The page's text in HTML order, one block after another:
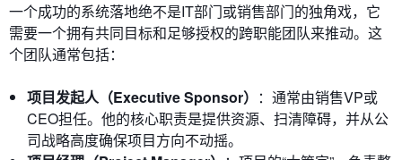
一个成功的系统落地绝不是IT部门或销售部门的独角戏，它
需要一个拥有共同目标和足够授权的跨职能团队来推动。这
个团队通常包括：
项目发起人（Executive Sponsor） ：通常由销售VP或
CEO担任。他的核心职责是提供资源、扫清障碍，并从公
司战略高度确保项目方向不动摇。